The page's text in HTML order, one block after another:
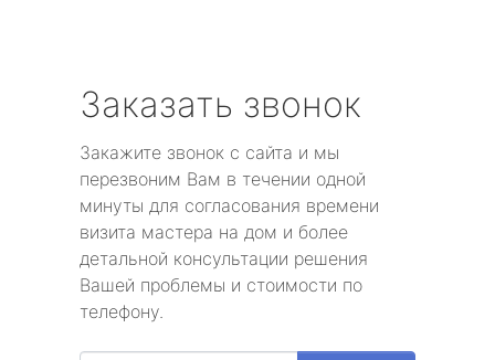
Заказать звонок
Закажите звонок с сайта и мы
перезвоним Вам в течении одной
минуты для согласования времени
визита мастера на дом и более
детальной консультации решения
Вашей проблемы и стоимости по
телефону.